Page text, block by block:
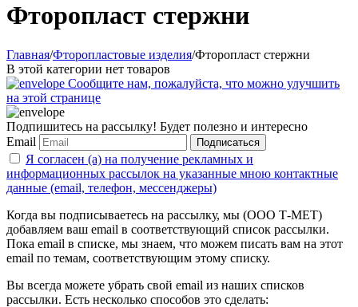
Фторопласт стержни
Главная/Фторопластовые изделия/Фторопласт стержни
В этой категории нет товаров
Сообщите нам, пожалуйста, что можно улучшить
на этой странице
Подпишитесь на рассылку! Будет полезно и интересно
Email
Подписаться
Я согласен (а) на получение рекламных и
информационных рассылок на указанные мною контактные
данные (email, телефон, мессенджеры)
Когда вы подписываетесь на рассылку, мы (ООО Т-МЕТ)
добавляем ваш email в соответствующий список рассылки.
Пока email в списке, мы знаем, что можем писать вам на этот
email по темам, соответствующим этому списку.
Вы всегда можете убрать свой email из наших списков
рассылки. Есть несколько способов это сделать: